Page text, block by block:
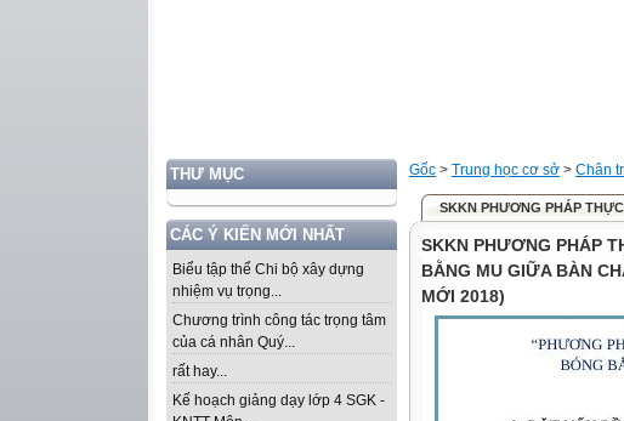
THƯ MỤC
CÁC Ý KIẾN MỚI NHẤT
Biểu tập thể Chi bộ xây dựng
nhiệm vụ trọng...
Chương trình công tác trọng tâm
của cá nhân Quý...
rất hay...
Kế hoạch giảng dạy lớp 4 SGK -
Gốc > Trung học cơ sở > Chân
SKKN PHƯƠNG PHÁP
SKKN PHƯƠNG PHÁP
BẰNG MU GIỮA BÀN
MỚI 2018)